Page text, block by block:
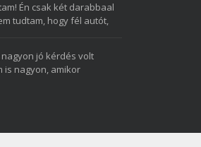
Én csak két darabbaal
tudtam, hogy fél autót,
jó kérdés volt
is nagyon, amikor